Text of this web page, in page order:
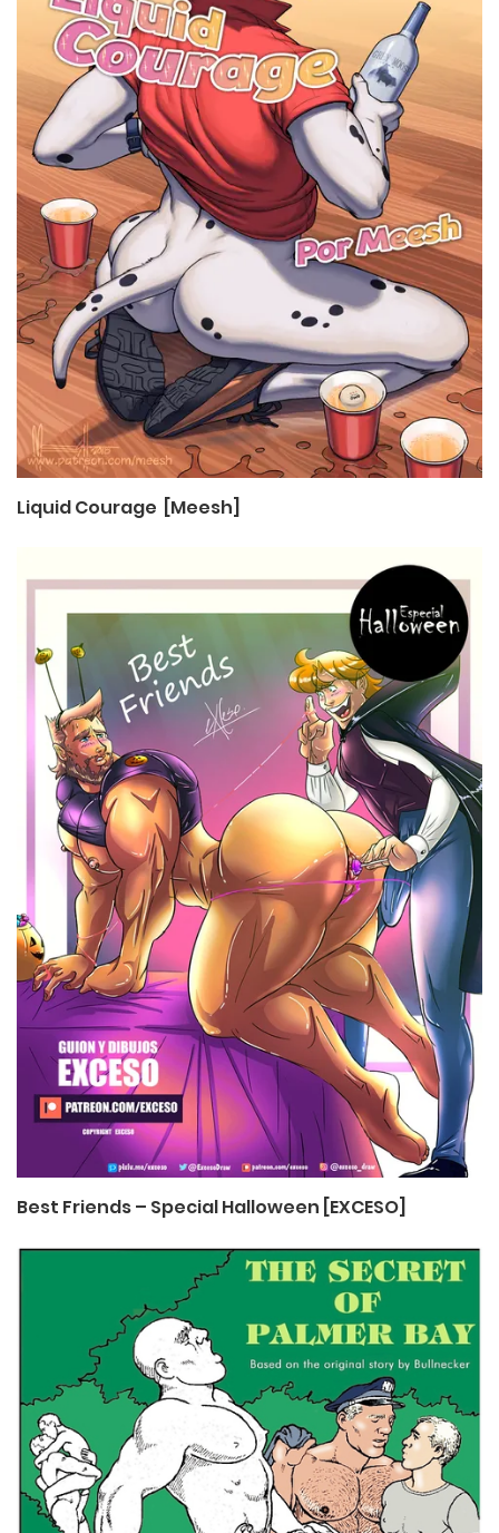
Liquid Courage [Meesh]
Best Friends – Special Halloween [EXCESO]